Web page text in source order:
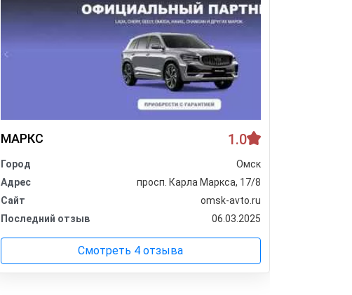
МАРКС 1.0
Город
Омск
Адрес
просп. Карла Маркса, 17/8
Сайт
omsk-avto.ru
Последний отзыв
06.03.2025
Смотреть 4 отзыва